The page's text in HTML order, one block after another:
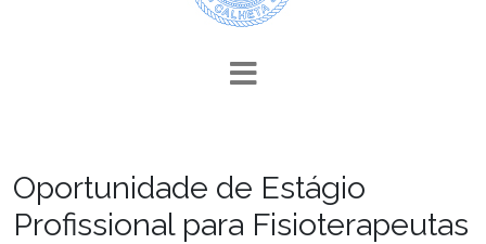
Oportunidade de Estágio
Profissional para Fisioterapeutas